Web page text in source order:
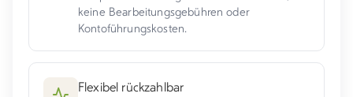
keine Bearbeitungsgebühren oder
Kontoführungskosten.
Flexibel rückzahlbar